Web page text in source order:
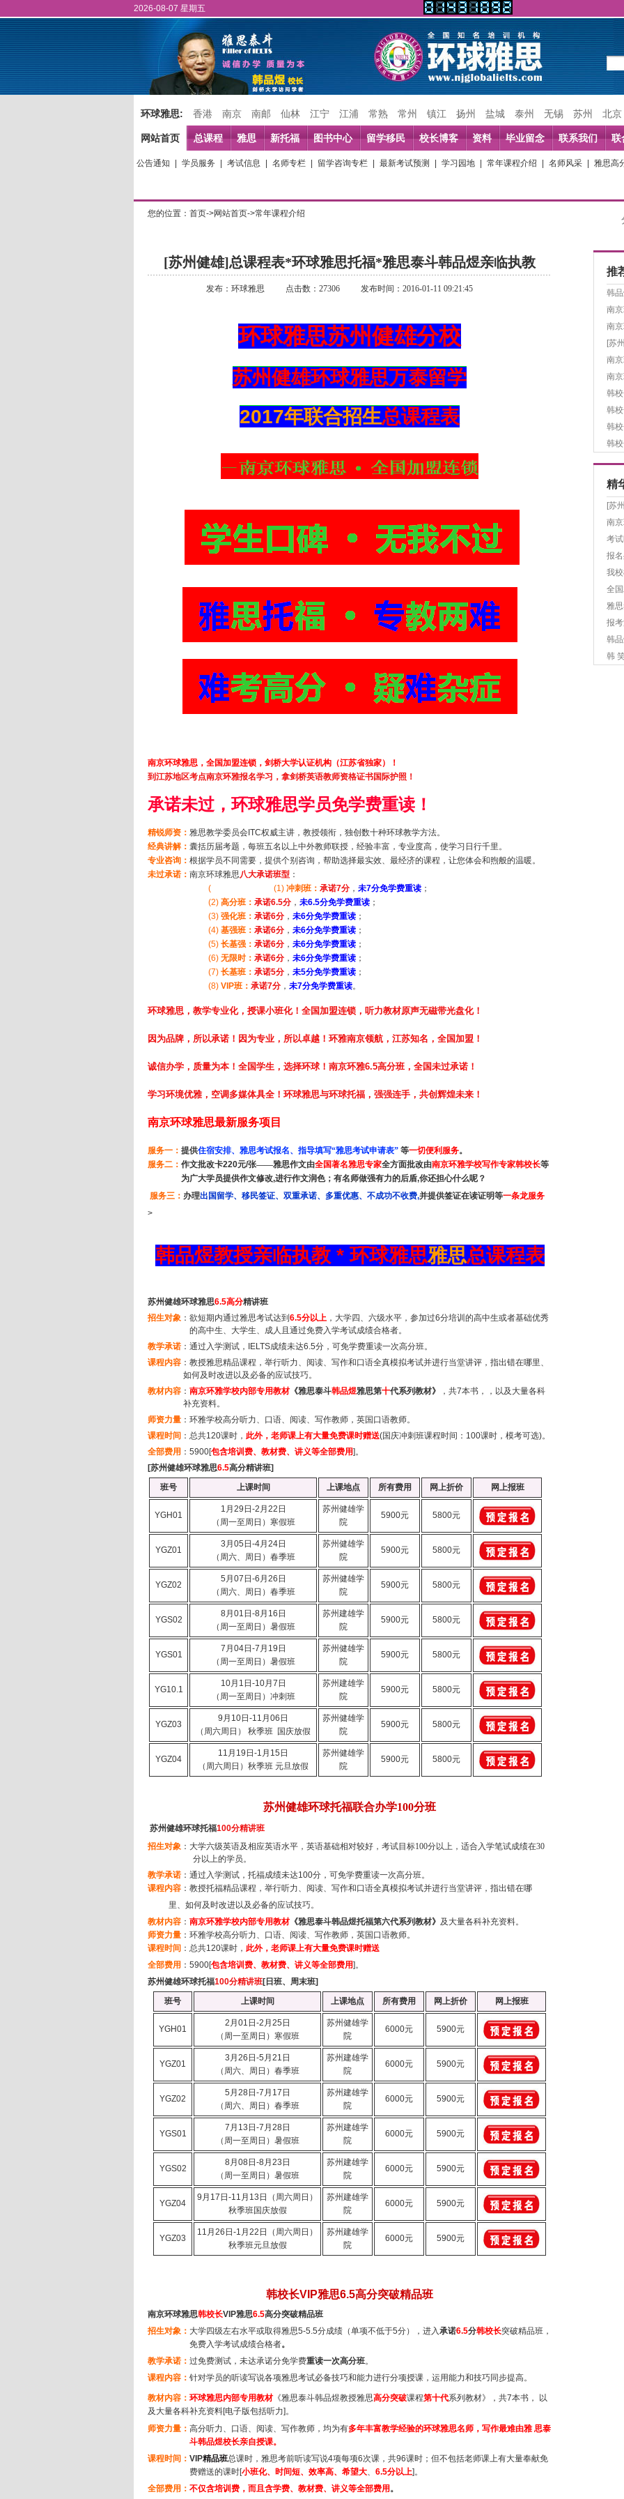
2026-08-07 星期五
环球雅思: 香港 南京 南邮 仙林 江宁 江浦 常熟 常州 镇江 扬州 盐城 泰州 无锡 苏州 北京
网站首页
公告通知 学员服务 考试信息 名师专栏 留学咨询专栏 最新考试预测 学习园地 常年课程介绍 名师风采 雅思高
总课程 雅思 新托福 图书中心 留学移民 校长博客 资料 毕业留念 联系我们 联
您的位置：首页->网站首页->常年课程介绍
[苏州健雄]总课程表*环球雅思托福*雅思泰斗韩品煜亲临执教
发布：环球雅思 点击数：27306 发布时间：2016-01-11 09:21:45
环球雅思苏州健雄分校
苏州健雄环球雅思万泰留学
2017年联合招生总课程表
南京环球雅思，全国加盟连锁，剑桥大学认证机构（江苏省独家）！
到江苏地区考点南京环雅报名学习，拿剑桥英语教师资格证书国际护照！
承诺未过，环球雅思学员免学费重读！
精锐师资： 雅思教学委员会 ITC权威主讲，教授领衔，独创数十种环球教学方法。
经典讲解： 囊括历届考题，每班五名以上中外教师联授，经验丰富，专业度高，使学习日行千里。
专业咨询： 根据学员不同需要，提供个别咨询，帮助选择最实效、最经济的课程，让您体会和煦般的温暖。
未过承诺： 南京环球雅思八大承诺班型 ：
( (1) 冲刺班： 承诺7分 ， 未7分免学费重读 ；
(2) 高分班： 承诺6.5分 ， 未6.5分免学费重读 ；
(3) 强化班： 承诺6分 ， 未6分免学费重读 ；
(4) 基强班： 承诺6分 ， 未6分免学费重读 ；
(5) 长基强： 承诺6分 ， 未6分免学费重读 ；
(6) 无限时： 承诺6分 ， 未6分免学费重读 ；
(7) 长基班： 承诺5分 ， 未5分免学费重读 ；
(8) VIP班： 承诺7分 ， 未7分免学费重读。
环球雅思，教学专业化，授课小班化！全国加盟连锁，听力教材原声无磁带光盘化！
因为品牌，所以承诺！因为专业，所以卓越！环雅南京领航，江苏知名，全国加盟！
诚信办学，质量为本！全国学生，选择环球！南京环雅6.5高分班，全国未过承诺！
学习环境优雅，空调多媒体具全！环球雅思与环球托福，强强连手，共创辉煌未来！
南京环球雅思最新服务项目
服务一： 提供住宿安排、雅思考试报名、指导填写“雅思考试申请表” 等一切便利服务。
服务二： 作文批改卡220元/张——雅思作文由全国著名雅思专家全方面批改由南京环雅学校写作专家韩校长等
为广大学员提供作文修改,进行作文润色；有名师做强有力的后盾,你还担心什么呢？
服务三： 办理出国留学、移民签证、双重承诺、多重优惠、不成功不收费,并提供签证在读证明等一条龙服务
>
韩品煜教授亲临执教 * 环球雅思雅思总课程表
苏州健雄环球雅思6.5高分精讲班
招生对象 ： 欲短期内通过雅思考试达到 6.5分以上 ，大学四、六级水平，参加过6分培训的高中生或者基础优秀
的高中生、大学生、成人且通过免费入学考试成绩合格者。
教学承诺 ： 通过入学测试， IELTS成绩未达6.5分，可免学费重读一次高分班。
课程内容 ： 教授雅思精品课程，举行听力、阅读、写作和口语全真模拟考试并进行当堂讲评，指出错在哪里、
如何及时改进以及必备的应试技巧。
教材内容 ： 南京环雅学校内部专用教材《雅思泰斗韩品煜雅思第十代系列教材》 ，共7本书，，以及大量各科
补充资料。
师资力量 ：环雅学校高分听力、口语、阅读、写作教师，英国口语教师。
课程时间 ：总共120课时， 此外，老师课上有大量免费课时赠送(国庆冲刺班课程时间： 100课时，模考可选)。
全部费用 ：5900[包含培训费、教材费、讲义等全部费用]。
[苏州健雄环球雅思6.5高分精讲班]
班号
上课时间 上课地点 所有费用 网上折价 网上报班
YGH01
1月29日-2月22日
（周一至周日）寒假班
苏州健雄学
院
5900元 5800元
YGZ01
3月05日-4月24日
（周六、周日）春季班
苏州健雄学
院
5900元 5800元
YGZ02
5月07日-6月26日
（周六、周日）春季班
苏州健雄学
院
5900元 5800元
YGS02
8月01日-8月16日
（周一至周日）暑假班
苏州建雄学
院
5900元 5800元
YGS01
7月04日-7月19日
（周一至周日）暑假班
苏州健雄学
院
5900元 5800元
YG10.1
10月1日-10月7日
（周一至周日）冲刺班
苏州建雄学
院
5900元 5800元
YGZ03
9月10日-11月06日
（周六周日） 秋季班 国庆放假
苏州健雄学
院
5900元 5800元
YGZ04
11月19日-1月15日
（周六周日）秋季班 元旦放假
苏州健雄学
院
5900元 5800元
苏州健雄环球托福联合办学100分班
苏州健雄环球托福100分精讲班
招生对象 ：大学六级英语及相应英语水平，英语基础相对较好，考试目标100分以上，适合入学笔试成绩在30
分以上的学员。
教学承诺 ：通过入学测试，托福成绩未达100分，可免学费重读一次高分班。
课程内容 ：教授托福精品课程，举行听力、阅读、写作和口语全真模拟考试并进行当堂讲评，指出错在哪
里、如何及时改进以及必备的应试技巧。
教材内容 ： 南京环雅学校内部专用教材《雅思泰斗韩品煜托福第六代系列教材》 及大量各科补充资料。
师资力量 ：环雅学校高分听力、口语、阅读、写作教师，英国口语教师。
课程时间 ：总共120课时， 此外，老师课上有大量免费课时赠送
全部费用 ： 5900[包含培训费、教材费、讲义等全部费用]。
苏州健雄环球托福100分精讲班[ 日班、周末班]
班号
上课时间 上课地点 所有费用 网上折价 网上报班
YGH01
2月01日-2月25日
（周一至周日）寒假班
苏州健雄学
院
6000元 5900元
YGZ01
3月26日-5月21日
（周六、周日）春季班
苏州建雄学
院
6000元 5900元
YGZ02
5月28日-7月17日
（周六、周日）春季班
苏州建雄学
院
6000元 5900元
YGS01
7月13日-7月28日
（周一至周日）暑假班
苏州建雄学
院
6000元 5900元
YGS02
8月08日-8月23日
（周一至周日）暑假班
苏州建雄学
院
6000元 5900元
YGZ04
9月17日-11月13日（周六周日）
秋季班国庆放假
苏州建雄学
院
6000元 5900元
YGZ03
11月26日-1月22日（周六周日）
秋季班元旦放假
苏州建雄学
院
6000元 5900元
韩校长VIP雅思6.5高分突破精品班
南京环球雅思韩校长VIP雅思6.5高分突破精品班
招生对象： 大学四级左右水平或取得雅思5-5.5分成绩（单项不低于5分），进入承诺6.5分韩校长突破精品班，
免费入学考试成绩合格者。
教学承诺： 过免费测试， 未达承诺分免学费重读一次高分班。
课程内容： 针对学员的听读写说各项雅思考试必备技巧和能力进行分项授课，运用能力和技巧同步提高。
教材内容： 环球雅思内部专用教材《雅思泰斗韩品煜教授雅思高分突破课程第十代系列教材》，共7本书，
以
及大量各科补充资料[电子版包括听力]。
师资力量： 高分听力、口语、阅读、写作教师，均为有多年丰富教学经验的环球雅思名师，写作最难由雅 思泰
斗韩品煜校长亲自授课。
课程时间： VIP精品班总课时，雅思考前听读写说4项每项6次课，共96课时；但不包括老师课上有大量奉献免
费赠送的课时[小班化、时间短、效率高、希望大、 6.5分以上]。
全部费用： 不仅含培训费，而且含学费、教材费、讲义等全部费用 。
推
韩
南
南
[苏
南
南
韩
韩
韩
韩
精
[苏
南
考
报
我
全
雅
报
韩
韩